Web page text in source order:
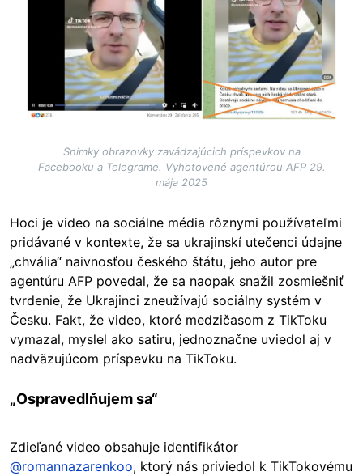
Snímky obrazovky zavádzajúcich príspevkov na
Facebooku a Telegrame. Vyhotovené agentúrou AFP 29.
mája 2025
Hoci je video na sociálne média rôznymi používateľmi
pridávané v kontexte, že sa ukrajinskí utečenci údajne
„chvália“ naivnosťou českého štátu, jeho autor pre
agentúru AFP povedal, že sa naopak snažil zosmiešniť
tvrdenie, že Ukrajinci zneužívajú sociálny systém v
Česku. Fakt, že video, ktoré medzičasom z TikToku
vymazal, myslel ako satiru, jednoznačne uviedol aj v
nadväzujúcom príspevku na TikToku.
„Ospravedlňujem sa“
Zdieľané video obsahuje identifikátor
@romannazarenkoo, ktorý nás priviedol k TikTokovému